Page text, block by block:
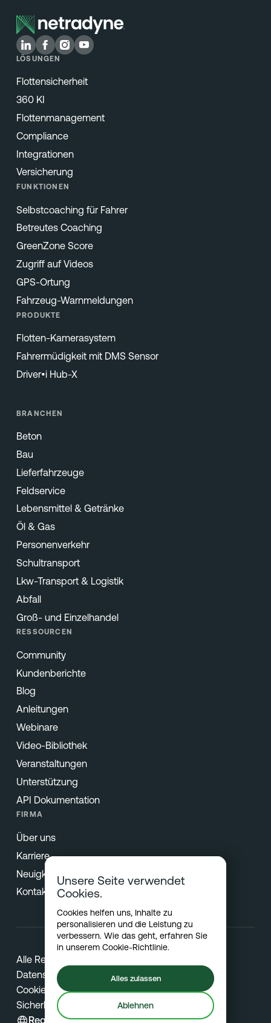
LÖSUNGEN
Flottensicherheit
360 KI
Flottenmanagement
Compliance
Integrationen
Versicherung
FUNKTIONEN
Selbstcoaching für Fahrer
Betreutes Coaching
GreenZone Score
Zugriff auf Videos
GPS-Ortung
Fahrzeug-Warnmeldungen
PRODUKTE
Flotten-Kamerasystem
Fahrermüdigkeit mit DMS Sensor
Driver•i Hub-X
BRANCHEN
Beton
Bau
Lieferfahrzeuge
Feldservice
Lebensmittel & Getränke
Öl & Gas
Personenverkehr
Schultransport
Lkw-Transport & Logistik
Abfall
Groß- und Einzelhandel
RESSOURCEN
Community
Kundenberichte
Blog
Anleitungen
Webinare
Video-Bibliothek
Veranstaltungen
Unterstützung
API Dokumentation
FIRMA
Über uns
Karriere
Neuigkeiten & Presse
Kontakt
Alle Rechte vorbehalten © 2026 Netradyne
Datenschutz
Cookies
Sicherheit
Region
Unsere Seite verwendet
Cookies.
Cookies helfen uns, Inhalte zu
personalisieren und die Leistung zu
verbessern. Wie das geht, erfahren Sie
in unserem Cookie-Richtlinie.
Alles zulassen
Ablehnen